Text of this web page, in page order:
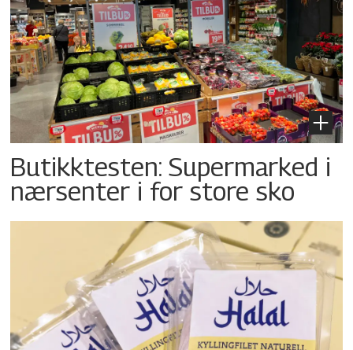
Butikktesten: Supermarked i
nærsenter i for store sko